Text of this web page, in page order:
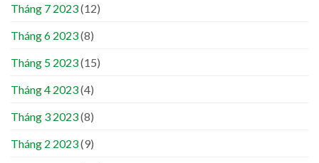
Tháng 7 2023(12)
Tháng 6 2023(8)
Tháng 5 2023(15)
Tháng 4 2023(4)
Tháng 3 2023(8)
Tháng 2 2023(9)